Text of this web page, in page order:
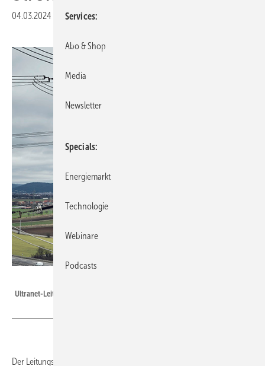
04.03.2024 Veröffentlicht in
Ultranet-Leitungsbau im Februar
Der Leitungsbau für die Stromautobahn Ultranet von Nordrhein-
Services
Abo & Shop
Media
Newsletter
Specials
Energiemarkt
Technologie
Webinare
Podcasts